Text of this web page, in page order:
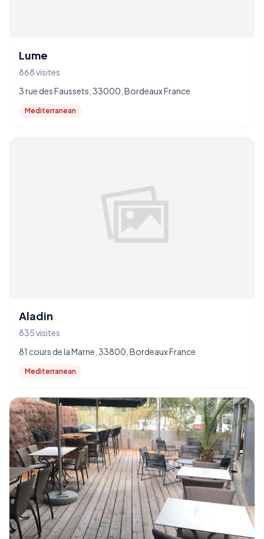
Lume
868 visites
3 rue des Faussets, 33000, Bordeaux France
Mediterranean
Aladin
835 visites
81 cours de la Marne, 33800, Bordeaux France
Mediterranean